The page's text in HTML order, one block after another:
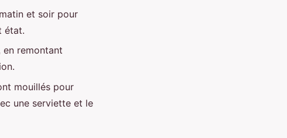
et soir pour
état.
en remontant
mouillés pour
une serviette et le